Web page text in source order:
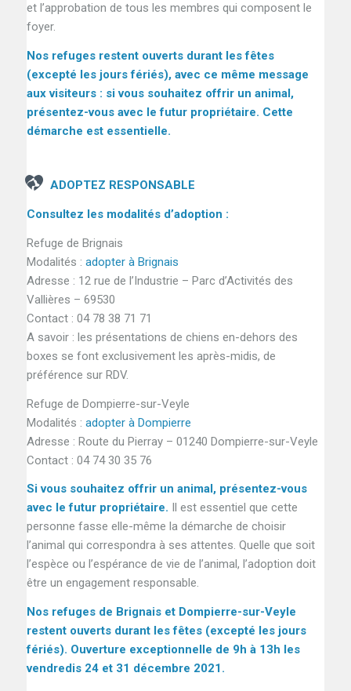
et l’approbation de tous les membres qui composent le
foyer.
Nos refuges restent ouverts durant les fêtes
(excepté les jours fériés), avec ce même message
aux visiteurs : si vous souhaitez offrir un animal,
présentez-vous avec le futur propriétaire. Cette
démarche est essentielle.
ADOPTEZ RESPONSABLE
Consultez les modalités d’adoption :
Refuge de Brignais
Modalités : adopter à Brignais
Adresse : 12 rue de l’Industrie – Parc d’Activités des
Vallières – 69530
Contact : 04 78 38 71 71
A savoir : les présentations de chiens en-dehors des
boxes se font exclusivement les après-midis, de
préférence sur RDV.
Refuge de Dompierre-sur-Veyle
Modalités : adopter à Dompierre
Adresse : Route du Pierray – 01240 Dompierre-sur-Veyle
Contact : 04 74 30 35 76
Si vous souhaitez offrir un animal, présentez-vous
avec le futur propriétaire. Il est essentiel que cette
personne fasse elle-même la démarche de choisir
l’animal qui correspondra à ses attentes. Quelle que soit
l’espèce ou l’espérance de vie de l’animal, l’adoption doit
être un engagement responsable.
Nos refuges de Brignais et Dompierre-sur-Veyle
restent ouverts durant les fêtes (excepté les jours
fériés). Ouverture exceptionnelle de 9h à 13h les
vendredis 24 et 31 décembre 2021.